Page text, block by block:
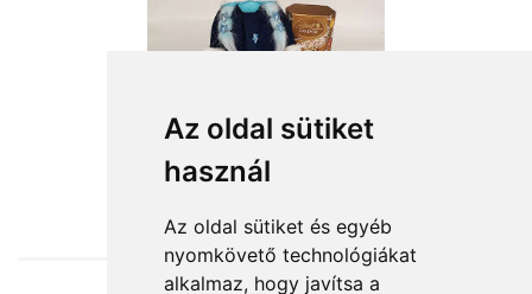
Az oldal sütiket
használ
Az oldal sütiket és egyéb
nyomkövető technológiákat
alkalmaz, hogy javítsa a
from HUF16,360